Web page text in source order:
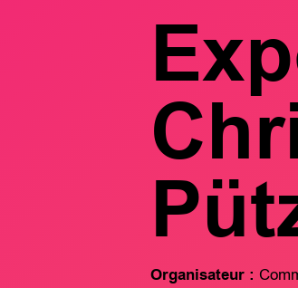
Organisateur :